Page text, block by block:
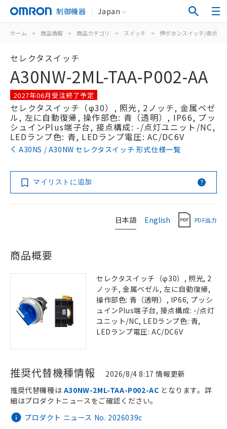
制御機器 Japan
ホーム > 商品情報 > 商品カテゴリ > スイッチ > 押ボタンスイッチ/表示灯
セレクタスイッチ
A30NW-2ML-TAA-P002-AA
2027年06月受注終了予定
セレクタスイッチ（φ30）, 照光, 2ノッチ, 金属ベゼ
ル, 左に自動復帰, 操作部色: 青（透明）, IP66, プッ
シュインPlus端子台, 接点構成: -/点灯ユニット/NC,
LEDランプ色: 青, LEDランプ電圧: AC/DC6V
A30NS / A30NW セレクタスイッチ 形式仕様一覧
マイリストに追加
日本語 English PDF出力
商品概要
セレクタスイッチ（φ30）, 照光, 2
ノッチ, 金属ベゼル, 左に自動復帰,
操作部色: 青（透明）, IP66, プッシ
ュインPlus端子台, 接点構成: -/点灯
ユニット/NC, LEDランプ色: 青,
LEDランプ電圧: AC/DC6V
推奨代替機種情報 2026/8/4 8:17 情報更新
プロダクト ニュース No. 2026039c
推奨代替機種は A30NW-2ML-TAA-P002-AC となります。詳
細はプロダクトニュースをご確認ください。